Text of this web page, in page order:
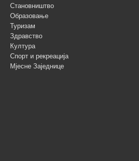
Становништво
Образовање
Туризам
Здравство
Култура
Спорт и рекреација
Мјесне Заједнице